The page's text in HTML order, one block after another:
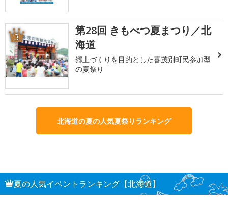
3
第28回 きもべつ夏まつり／北
海道
郷土づくりを目的とした喜茂別町民参加型
の夏祭り
北海道の夏の人気夏祭りランキング
夏の人気イベントランキング【北海道】